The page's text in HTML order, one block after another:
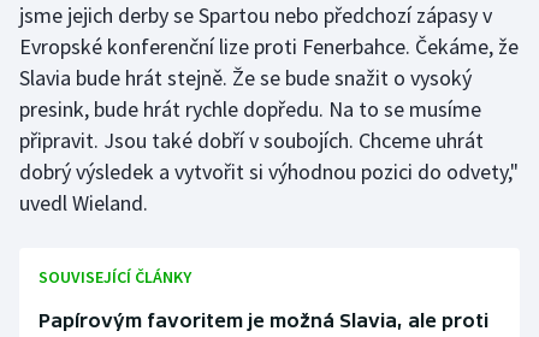
Triatlon
Veslování
Vodní slalom
Volejbal
jsme jejich derby se Spartou nebo předchozí zápasy v
Evropské konferenční lize proti Fenerbahce. Čekáme, že
Slavia bude hrát stejně. Že se bude snažit o vysoký
presink, bude hrát rychle dopředu. Na to se musíme
připravit. Jsou také dobří v soubojích. Chceme uhrát
dobrý výsledek a vytvořit si výhodnou pozici do odvety,"
uvedl Wieland.
SOUVISEJÍCÍ ČLÁNKY
Papírovým favoritem je možná Slavia, ale proti